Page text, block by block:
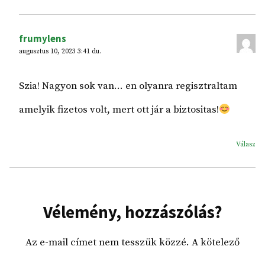
frumylens
augusztus 10, 2023 3:41 du.
Szia! Nagyon sok van… en olyanra regisztraltam
amelyik fizetos volt, mert ott jár a biztositas!
Válasz
Vélemény, hozzászólás?
Az e-mail címet nem tesszük közzé. A kötelező